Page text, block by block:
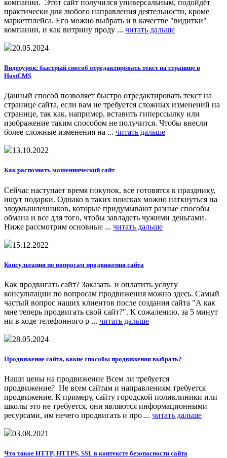
компании. Этот сайт получился универсальным, подойдёт
практически для любого направления деятельности, кроме
маркетплейса. Его можно выбрать и в качестве "видитки"
компании, и как витрину проду ... читать дальше
20.05.2024
Видеоурок: быстрый способ отредактировать текст на странице в
HostCMS
Данный способ позволяет быстро отредактировать текст на
странице сайта, если вам не требуется сложных изменений на
странице, так как, например, вставить гиперссылку или
изображение таким способом не получится. Чтобы внесли
более сложные изменения на ... читать дальше
13.10.2022
Как распознать мошеннический сайт
Сейчас наступает время покупок, все готовятся к празднику,
ищут подарки. Однако в таких поисках можно наткнуться на
злоумышленников, которые придумывают разные способы
обмана и все для того, чтобы завладеть чужими деньгами.
Ниже рассмотрим основные ... читать дальше
15.12.2022
Консультация по вопросам продвижения сайта
Как продвигать сайт? Заказать и оплатить услугу
консультации по вопросам продвижения можно здесь. Самый
частый вопрос наших клиентов после создания сайта "А как
мне теперь продвигать свой сайт?". К сожалению, за 5 минут
ни в ходе телефонного р ... читать дальше
28.05.2024
Продвижение сайта, какие способы продвижения выбрать?
Наши цены на продвижение Всем ли требуется
продвижение? Не всем сайтам и направлениям требуется
продвижение. К примеру, сайту городской поликлиники или
школы это не требуется, они являются информационными
ресурсами, им нечего продвигать и про ... читать дальше
03.08.2021
Что такое HTTP, HTTPS, SSL в контексте безопасности сайта